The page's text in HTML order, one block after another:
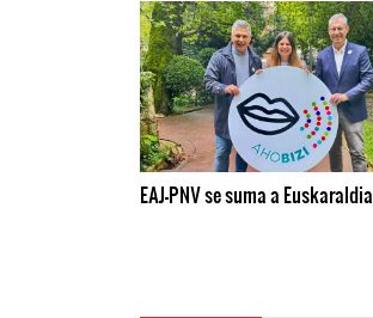
EAJ-PNV se suma a Euskaraldia